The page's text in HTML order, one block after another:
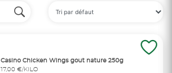
Casino Chicken Wings gout nature 250g
17,00 €/KILO